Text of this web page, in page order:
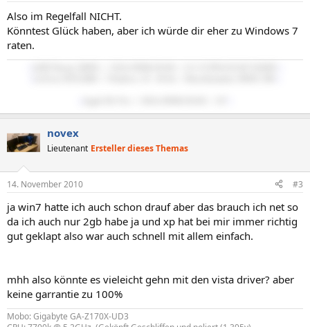
Also im Regelfall NICHT.
Könntest Glück haben, aber ich würde dir eher zu Windows 7
raten.
novex
Lieutenant Ersteller dieses Themas
14. November 2010 #3
ja win7 hatte ich auch schon drauf aber das brauch ich net so
da ich auch nur 2gb habe ja und xp hat bei mir immer richtig
gut geklapt also war auch schnell mit allem einfach.
mhh also könnte es vieleicht gehn mit den vista driver? aber
keine garrantie zu 100%
Mobo: Gigabyte GA-Z170X-UD3